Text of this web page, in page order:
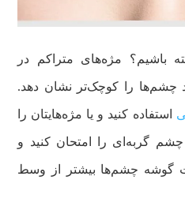
باشیم؟ مژه‌های متراکم در
چشم‌ها را کوچک‌تر نشان دهد.
استفاده کنید و یا مژه‌هایتان را
گربه‌ای را امتحان کنید و
گوشه چشم‌ها بیشتر از وسط